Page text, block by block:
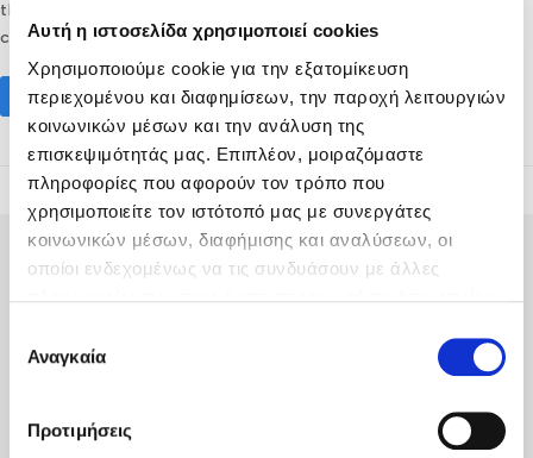
Αυτή η ιστοσελίδα χρησιμοποιεί cookies
Χρησιμοποιούμε cookie για την εξατομίκευση
περιεχομένου και διαφημίσεων, την παροχή λειτουργιών
κοινωνικών μέσων και την ανάλυση της
επισκεψιμότητάς μας. Επιπλέον, μοιραζόμαστε
πληροφορίες που αφορούν τον τρόπο που
χρησιμοποιείτε τον ιστότοπό μας με συνεργάτες
κοινωνικών μέσων, διαφήμισης και αναλύσεων, οι
οποίοι ενδεχομένως να τις συνδυάσουν με άλλες
των υπηρεσιών τους.
συγκατάθεσης
Αναγκαία
Προτιμήσεις
that case, you should arrive early enough to observe the
celebrations held on Good Friday - April 22 -…
Read More
Fodele Beach & Water Park Resort P.O. BOX 1354